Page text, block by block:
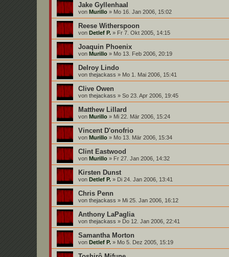
Jake Gyllenhaal
von Murillo » Mo 16. Jan 2006, 15:02
Reese Witherspoon
von Detlef P. » Fr 7. Okt 2005, 14:15
Joaquin Phoenix
von Murillo » Mo 13. Feb 2006, 20:19
Delroy Lindo
von thejackass » Mo 1. Mai 2006, 15:41
Clive Owen
von thejackass » So 23. Apr 2006, 19:45
Matthew Lillard
von Murillo » Mi 22. Mär 2006, 15:24
Vincent D'onofrio
von Murillo » Mo 13. Mär 2006, 15:34
Clint Eastwood
von Murillo » Fr 27. Jan 2006, 14:32
Kirsten Dunst
von Detlef P. » Di 24. Jan 2006, 13:41
Chris Penn
von thejackass » Mi 25. Jan 2006, 16:12
Anthony LaPaglia
von thejackass » Do 12. Jan 2006, 22:41
Samantha Morton
von Detlef P. » Mo 5. Dez 2005, 15:19